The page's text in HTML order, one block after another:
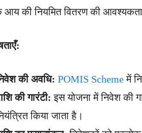
आय की नियमित वितरण की
की अवधि: POMIS Schemeमें
की गारंटी: इस योजना में निवेश की
किया जाता है।